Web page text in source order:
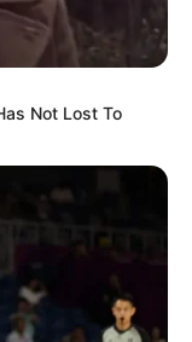
Not Lost To